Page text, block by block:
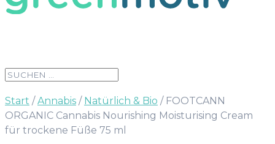
Start /Annabis / Natürlich & Bio / FOOTCANN
ORGANIC Cannabis Nourishing Moisturising Cream
für trockene Füße 75 ml